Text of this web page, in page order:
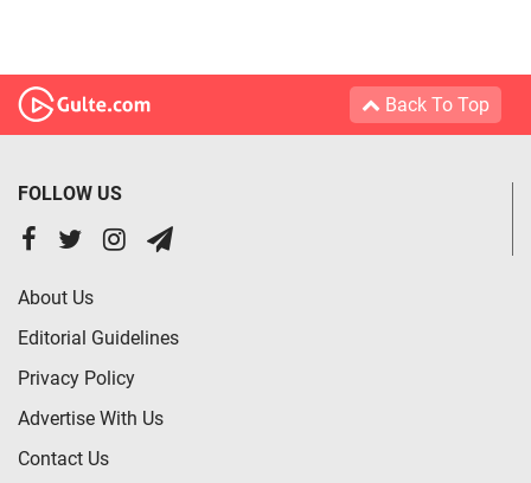
Back To Top
FOLLOW US
About Us
Editorial Guidelines
Privacy Policy
Advertise With Us
Contact Us